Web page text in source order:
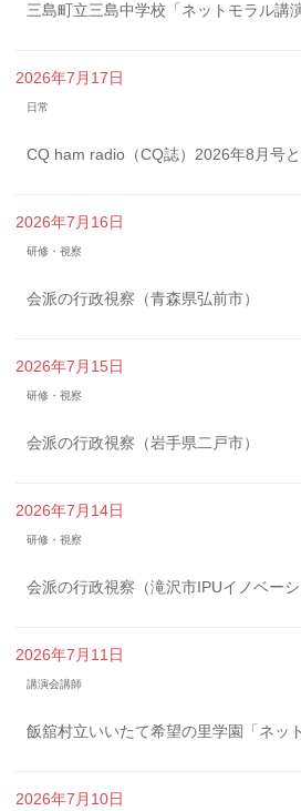
三島町立三島中学校「ネットモラル講
2026年7月17日
日常
CQ ham radio（CQ誌）2026年8月号
2026年7月16日
研修・視察
会派の行政視察（青森県弘前市）
2026年7月15日
研修・視察
会派の行政視察（岩手県二戸市）
2026年7月14日
研修・視察
会派の行政視察（滝沢市IPUイノベーシ
2026年7月11日
講演会講師
飯舘村立いいたて希望の里学園「ネッ
2026年7月10日